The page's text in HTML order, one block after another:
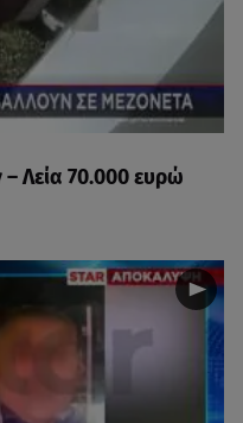
Λεία 70.000 ευρώ